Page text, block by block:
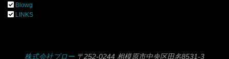
Blowg
LINKS
株式会社ブロー 〒252-0244 相模原市中央区田名8531-3